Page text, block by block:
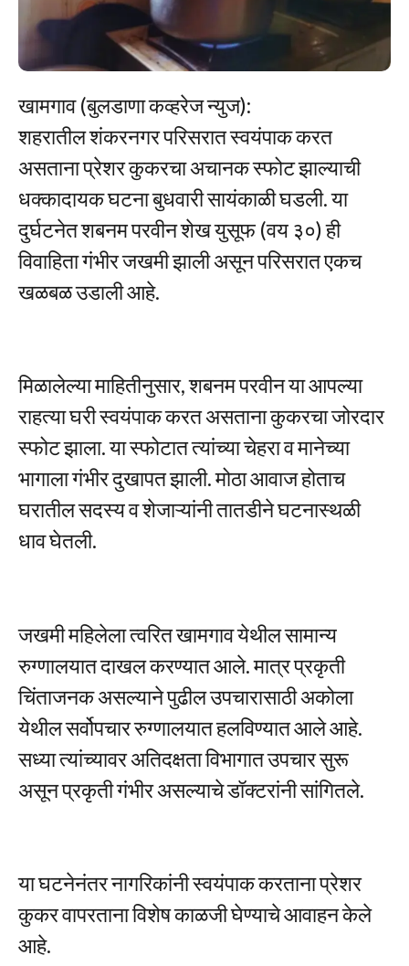
खामगाव (बुलडाणा कव्हरेज न्युज):
शहरातील शंकरनगर परिसरात स्वयंपाक करत
असताना प्रेशर कुकरचा अचानक स्फोट झाल्याची
धक्कादायक घटना बुधवारी सायंकाळी घडली. या
दुर्घटनेत शबनम परवीन शेख युसूफ (वय ३०) ही
विवाहिता गंभीर जखमी झाली असून परिसरात एकच
खळबळ उडाली आहे.
मिळालेल्या माहितीनुसार, शबनम परवीन या आपल्या
राहत्या घरी स्वयंपाक करत असताना कुकरचा जोरदार
स्फोट झाला. या स्फोटात त्यांच्या चेहरा व मानेच्या
भागाला गंभीर दुखापत झाली. मोठा आवाज होताच
घरातील सदस्य व शेजाऱ्यांनी तातडीने घटनास्थळी
धाव घेतली.
जखमी महिलेला त्वरित खामगाव येथील सामान्य
रुग्णालयात दाखल करण्यात आले. मात्र प्रकृती
चिंताजनक असल्याने पुढील उपचारासाठी अकोला
येथील सर्वोपचार रुग्णालयात हलविण्यात आले आहे.
सध्या त्यांच्यावर अतिदक्षता विभागात उपचार सुरू
असून प्रकृती गंभीर असल्याचे डॉक्टरांनी सांगितले.
या घटनेनंतर नागरिकांनी स्वयंपाक करताना प्रेशर
कुकर वापरताना विशेष काळजी घेण्याचे आवाहन केले
आहे.